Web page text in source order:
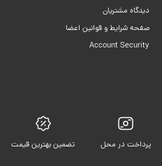
دیدگاه مشتریان
صفحه شرایط و قوانین اعضا
Account Security
پرداخت در محل تضمین بهترین قیمت